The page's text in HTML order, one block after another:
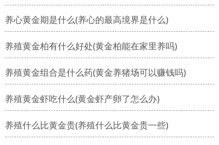
养心黄金期是什么(养心的最高境界是什么)
养殖黄金柏有什么好处(黄金柏能在家里养吗)
养殖黄金组合是什么药(黄金养猪场可以赚钱吗)
养殖黄金虾吃什么(黄金虾产卵了怎么办)
养殖什么比黄金贵(养殖什么比黄金贵一些)